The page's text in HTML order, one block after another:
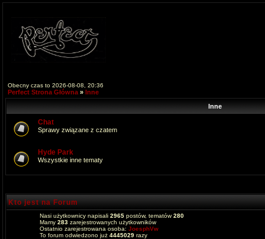
Obecny czas to 2026-08-08, 20:36
Perfect Strona Główna » Inne
Inne
Chat
Sprawy związane z czatem
Hyde Park
Wszystkie inne tematy
Kto jest na Forum
Nasi użytkownicy napisali 2965 postów, tematów280
Mamy 283 zarejestrowanych użytkowników
Ostatnio zarejestrowana osoba: JoesphVw
To forum odwiedzono już 4445029 razy